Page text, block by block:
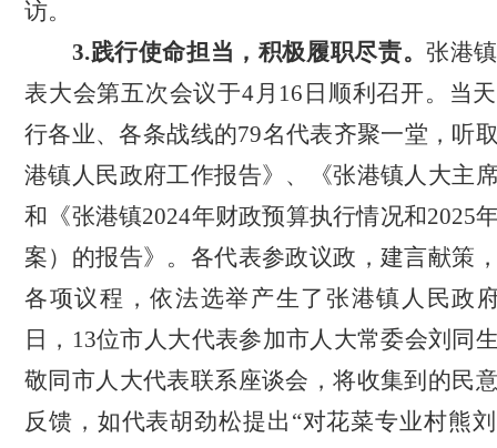
访。
3.践行使命担当，积极履职尽责。张港
表大会第五次会议于4月16日顺利召开。当
行各业、各条战线的79名代表齐聚一堂，听
港镇人民政府工作报告》、《张港镇人大主
和《张港镇2024年财政预算执行情况和2025
案）的报告》。各代表参政议政，建言献策
各项议程，依法选举产生了张港镇人民政
日，13位市人大代表参加市人大常委会刘同
敬同市人大代表联系座谈会，将收集到的民
反馈，如代表胡劲松提出“对花菜专业村熊